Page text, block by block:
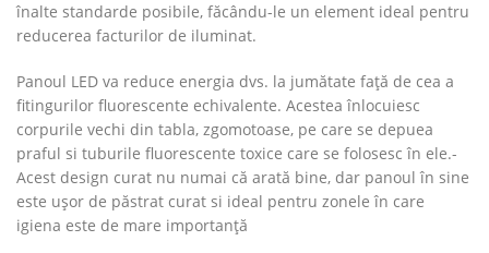
înalte standarde posibile, făcându-le un element ideal pentru
reducerea facturilor de iluminat.
Panoul LED va reduce energia dvs. la jumătate față de cea a
fitingurilor fluorescente echivalente. Acestea înlocuiesc
corpurile vechi din tabla, zgomotoase, pe care se depuea
praful si tuburile fluorescente toxice care se folosesc în ele.-
Acest design curat nu numai că arată bine, dar panoul în sine
este ușor de păstrat curat si ideal pentru zonele în care
igiena este de mare importanță